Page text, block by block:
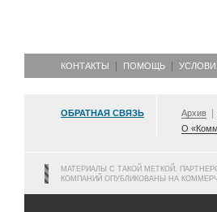
КОНТАКТЫ ПОМОЩЬ
ОБРАТНАЯ СВЯЗЬ Архив
О
МАТЕРИАЛЫ С ТАКОЙ МЕТКОЙ,
КОМПАНИЙ ОПУБЛИКОВАНЫ НА